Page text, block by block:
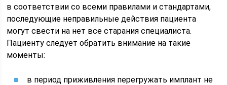
в соответствии со всеми правилами и стандартами,
последующие неправильные действия пациента
могут свести на нет все старания специалиста.
Пациенту следует обратить внимание на такие
моменты:
в период приживления перегружать имплант не